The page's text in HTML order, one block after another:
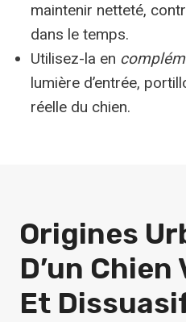
maintenir netteté,
dans le temps.
Utilisez-la en
lumière d’entrée,
réelle du chien.
Origines
D’un
Et